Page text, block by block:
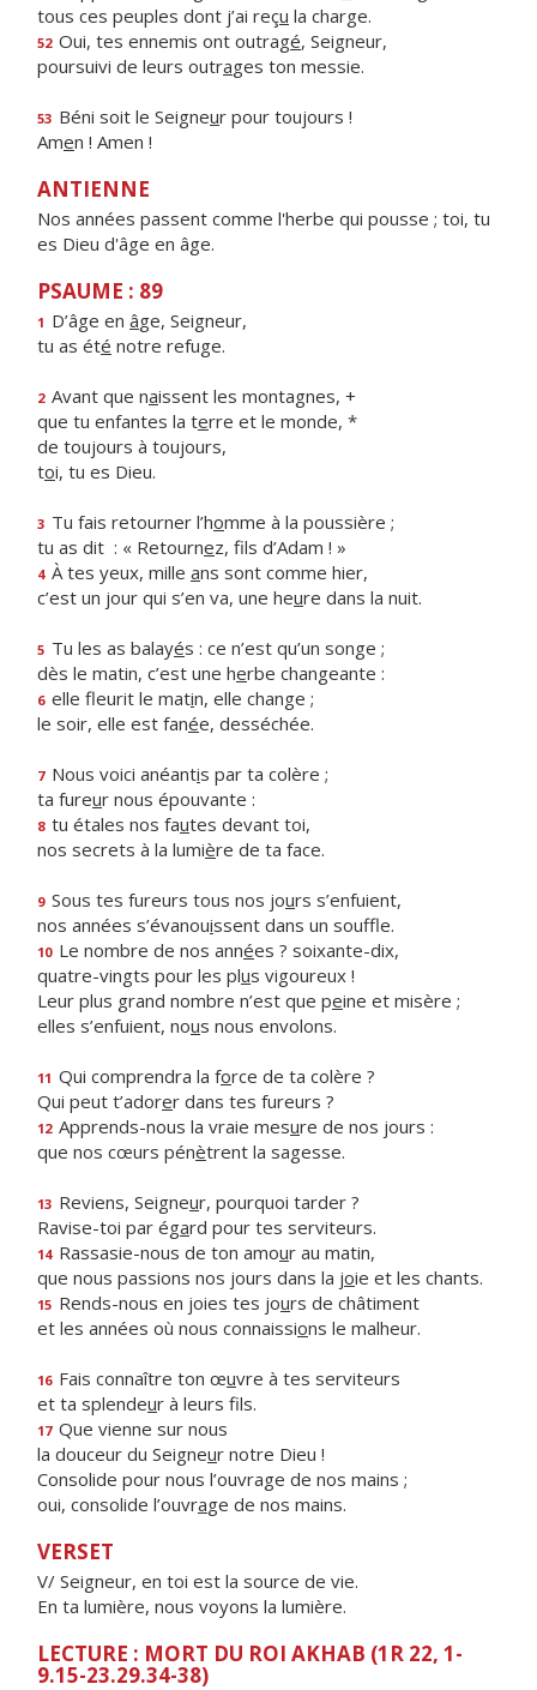
tous ces peuples dont j’ai reçu la charge.
52 Oui, tes ennemis ont outragé, Seigneur,
poursuivi de leurs outrages ton messie.
53 Béni soit le Seigneur pour toujours !
Amen ! Amen !
ANTIENNE
Nos années passent comme l'herbe qui pousse ; toi, tu
es Dieu d'âge en âge.
PSAUME : 89
1 D’âge en âge, Seigneur,
tu as été notre refuge.
2 Avant que naissent les montagnes, +
que tu enfantes la terre et le monde, *
de toujours à toujours,
toi, tu es Dieu.
3 Tu fais retourner l’homme à la poussière ;
tu as dit : « Retournez, fils d’Adam ! »
4 À tes yeux, mille ans sont comme hier,
c’est un jour qui s’en va, une heure dans la nuit.
5 Tu les as balayés : ce n’est qu’un songe ;
dès le matin, c’est une herbe changeante :
6 elle fleurit le matin, elle change ;
le soir, elle est fanée, desséchée.
7 Nous voici anéantis par ta colère ;
ta fureur nous épouvante :
8 tu étales nos fautes devant toi,
nos secrets à la lumière de ta face.
9 Sous tes fureurs tous nos jours s’enfuient,
nos années s’évanouissent dans un souffle.
10 Le nombre de nos années ? soixante-dix,
quatre-vingts pour les plus vigoureux !
Leur plus grand nombre n’est que peine et misère ;
elles s’enfuient, nous nous envolons.
11 Qui comprendra la force de ta colère ?
Qui peut t’adorer dans tes fureurs ?
12 Apprends-nous la vraie mesure de nos jours :
que nos cœurs pénètrent la sagesse.
13 Reviens, Seigneur, pourquoi tarder ?
Ravise-toi par égard pour tes serviteurs.
14 Rassasie-nous de ton amour au matin,
que nous passions nos jours dans la joie et les chants.
15 Rends-nous en joies tes jours de châtiment
et les années où nous connaissions le malheur.
16 Fais connaître ton œuvre à tes serviteurs
et ta splendeur à leurs fils.
17 Que vienne sur nous
la douceur du Seigneur notre Dieu !
Consolide pour nous l’ouvrage de nos mains ;
oui, consolide l’ouvrage de nos mains.
VERSET
V/ Seigneur, en toi est la source de vie.
En ta lumière, nous voyons la lumière.
LECTURE : MORT DU ROI AKHAB (1R 22, 1-
9.15-23.29.34-38)